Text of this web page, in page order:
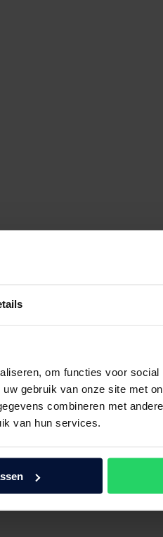
om functies voor
gebruik van onze site met
combineren met
van hun services.